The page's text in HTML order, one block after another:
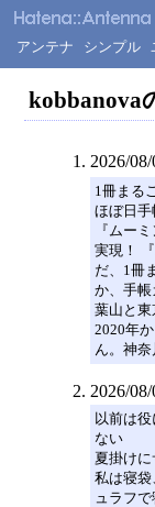
アンテナ シンプル
kobbanova
2026/
1冊まる
ほぼ日
『ムー
実現！
だ、1冊
か、手帳
葉山と東
2020年
ん。神
2026/
以前は
ない
夏掛け
私は寝
ュラフ